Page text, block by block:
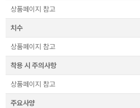
상품페이지 참고
치수
상품페이지 참고
착용 시 주의사항
상품페이지 참고
주요사양